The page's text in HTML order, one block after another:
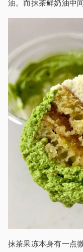
油。而抹茶鲜奶油中
抹茶果冻本身有一点